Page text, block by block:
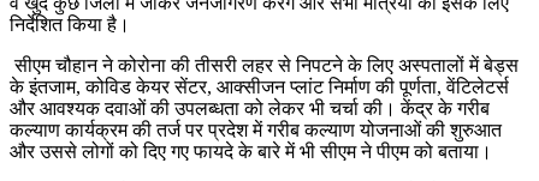
निर्देशित किया है।
सीएम चौहान ने कोरोना की तीसरी लहर से निपटने के लिए अस्पतालों में बेड्स
के इंतजाम, कोविड केयर सेंटर, आक्सीजन प्लांट निर्माण की पूर्णता, वेंटिलेटर्स
और आवश्यक दवाओं की उपलब्धता को लेकर भी चर्चा की। केंद्र के गरीब
कल्याण कार्यक्रम की तर्ज पर प्रदेश में गरीब कल्याण योजनाओं की शुरुआत
और उससे लोगों को दिए गए फायदे के बारे में भी सीएम ने पीएम को बताया।